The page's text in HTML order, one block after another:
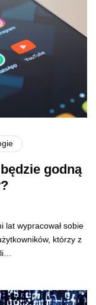
godną
lat wypracował sobie
którzy z